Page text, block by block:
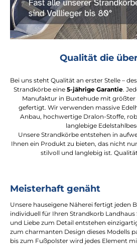
Qualität die
Bei uns steht Qualität an erster Stelle –
Strandkörbe eine 5-jährige Garantie.
Manufaktur in Buxtehude mit größter
gefertigt. Wir verwenden massive
Anbau, hochwertige Dralon-Stoffe,
langlebige
Unsere Strandkörbe entstehen in
Ihnen ein Produkt zu bieten, das nicht
stilvoll und langlebig ist.
Meisterhaft genäht
Unsere hauseigene Näherei fertigt jeden
individuell für Ihren Strandkorb Landhaus
und Liebe zum Detail entstehen
zum charmanten Design dieses Modells
bis zum Fußpolster wird jedes Element